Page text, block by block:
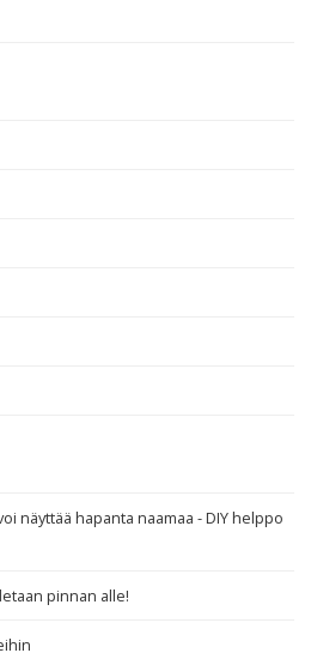
näyttää hapanta naamaa - DIY helppo
pinnan alle!